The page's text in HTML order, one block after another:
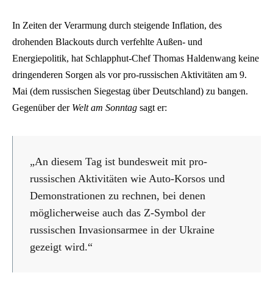
In Zeiten der Verarmung durch steigende Inflation, des
drohenden Blackouts durch verfehlte Außen- und
Energiepolitik, hat Schlapphut-Chef Thomas Haldenwang keine
dringenderen Sorgen als vor pro-russischen Aktivitäten am 9.
Mai (dem russischen Siegestag über Deutschland) zu bangen.
Gegenüber der Welt am Sonntag sagt er:
„An diesem Tag ist bundesweit mit pro-
russischen Aktivitäten wie Auto-Korsos und
Demonstrationen zu rechnen, bei denen
möglicherweise auch das Z-Symbol der
russischen Invasionsarmee in der Ukraine
gezeigt wird.“